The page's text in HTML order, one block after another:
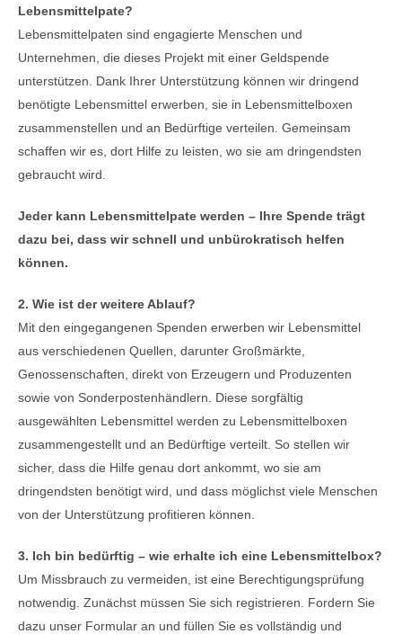
Lebensmittelpate?
Lebensmittelpaten sind engagierte Menschen und
Unternehmen, die dieses Projekt mit einer Geldspende
unterstützen. Dank Ihrer Unterstützung können wir dringend
benötigte Lebensmittel erwerben, sie in Lebensmittelboxen
zusammenstellen und an Bedürftige verteilen. Gemeinsam
schaffen wir es, dort Hilfe zu leisten, wo sie am dringendsten
gebraucht wird.
Jeder kann Lebensmittelpate werden – Ihre Spende trägt
dazu bei, dass wir schnell und unbürokratisch helfen
können.
2. Wie ist der weitere Ablauf?
Mit den eingegangenen Spenden erwerben wir Lebensmittel
aus verschiedenen Quellen, darunter Großmärkte,
Genossenschaften, direkt von Erzeugern und Produzenten
sowie von Sonderpostenhändlern. Diese sorgfältig
ausgewählten Lebensmittel werden zu Lebensmittelboxen
zusammengestellt und an Bedürftige verteilt. So stellen wir
sicher, dass die Hilfe genau dort ankommt, wo sie am
dringendsten benötigt wird, und dass möglichst viele Menschen
von der Unterstützung profitieren können.
3. Ich bin bedürftig – wie erhalte ich eine Lebensmittelbox?
Um Missbrauch zu vermeiden, ist eine Berechtigungsprüfung
notwendig. Zunächst müssen Sie sich registrieren. Fordern Sie
dazu unser Formular an und füllen Sie es vollständig und